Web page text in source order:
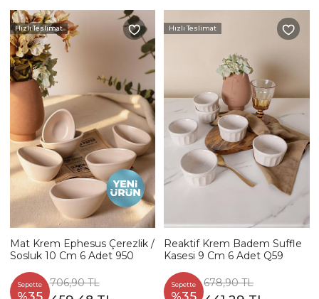
Hızlı Teslimat
Mat Krem Ephesus Çerezlik /
Sosluk 10 Cm 6 Adet 950
Sepette
%35
706,90 TL
Hızlı Teslimat
Reaktif Krem Badem Suffle
Kasesi 9 Cm 6 Adet Q59
Sepette
%35
678,90 TL